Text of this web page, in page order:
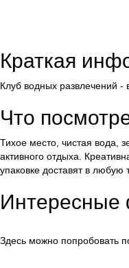
Краткая
Клуб водных развлечений
Что
Тихое место, чистая вода,
активного отдыха.
упаковке доставят в любую
Интересные
Здесь можно попробовать